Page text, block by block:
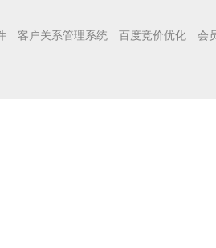
客户关系管理系统 百度竞价优化 会